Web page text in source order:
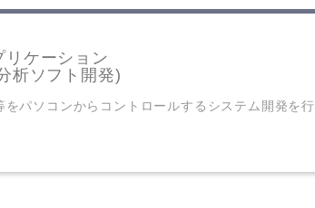
ケーション
析ソフト開発)
をパソコンからコントロールするシステム開発を行